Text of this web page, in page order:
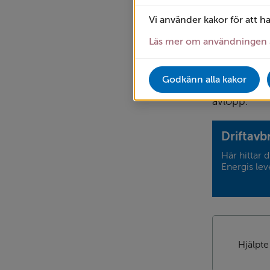
Vi använder kakor för att
Läs mer om användningen
Godkänn alla kakor
Så
Det
Njudung
avlopp.
Här hittar
Energis